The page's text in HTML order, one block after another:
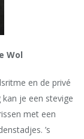
Wol
en de privé
kan je een stevige
met een
’s